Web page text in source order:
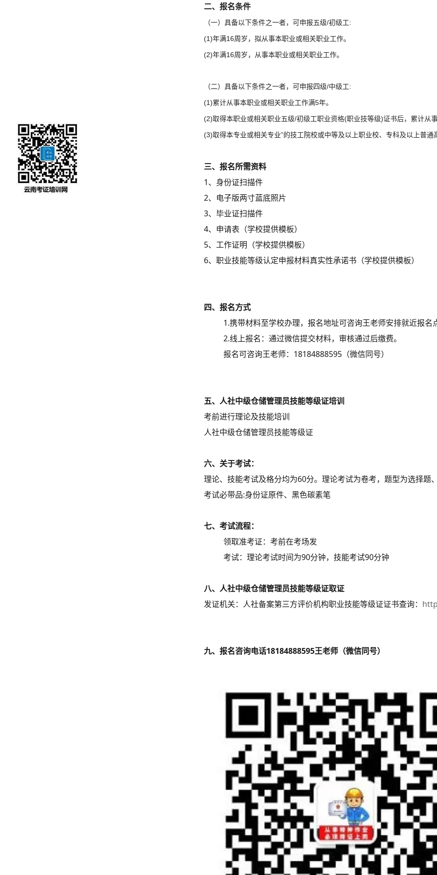
二、报名条件
（一）具备以下条件之一者，可申报五级/初级工:
(1)年满16周岁，拟从事本职业或相关职业工作。
(2)年满16周岁，从事本职业或相关职业工作。
（二）具备以下条件之一者，可申报四级/中级工:
(1)累计从事本职业或相关职业工作满5年。
(2)取得本职业或相关职业五级/初级工职业资格(职业技等级)证书后，累计从
(3)取得本专业或相关专业”的技工院校或中等及以上职业校、专科及以上普
三、报名所需资料
1、身份证扫描件
2、电子版两寸蓝底照片
3、毕业证扫描件
4、申请表（学校提供模板）
5、工作证明（学校提供模板）
6、职业技能等级认定申报材料真实性承诺书（学校提供模板）
四、报名方式
1.携带材料至学校办理，报名地址可咨询王老师安排就近报名
2.线上报名：通过微信提交材料，审核通过后缴费。
报名可咨询王老师：18184888595（微信同号）
五、人社中级仓储管理员技能等级证培训
考前进行理论及技能培训
人社中级仓储管理员技能等级证
六、关于考试：
理论、技能考试及格分均为60分。理论考试为卷考，题型为选择题
考试必带品:身份证原件、黑色碳素笔
七、考试流程：
领取准考证：考前在考场发
考试：理论考试时间为90分钟，技能考试90分钟
八、人社中级仓储管理员技能等级证取证
发证机关：人社备案第三方评价机构职业技能等级证证书查询：
九、报名咨询电话18184888595王老师（微信同号）